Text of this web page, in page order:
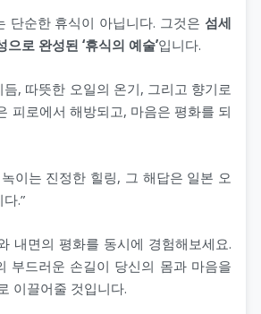
단순한 휴식이 아닙니다. 그것은 섬세
로 완성된 ‘휴식의 예술’입니다.
, 따뜻한 오일의 온기, 그리고 향기로
피로에서 해방되고, 마음은 평화를 되
이는 진정한 힐링, 그 해답은 일본 오
.”
내면의 평화를 동시에 경험해보세요.
부드러운 손길이 당신의 몸과 마음을
이끌어줄 것입니다.